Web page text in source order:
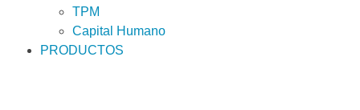
TPM
Capital Humano
PRODUCTOS